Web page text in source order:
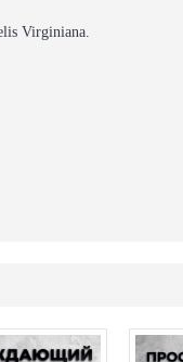
Virginiana.